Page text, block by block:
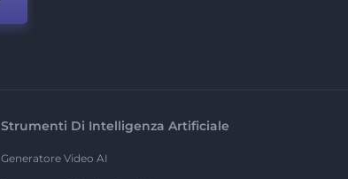
Strumenti Di Intelligenza Artificiale
Generatore Video AI